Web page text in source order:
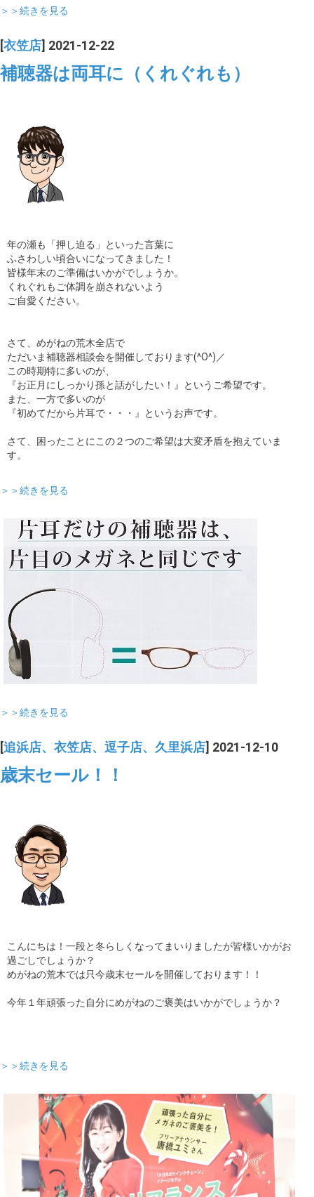
＞＞続きを見る
[衣笠店] 2021-12-22
補聴器は両耳に（くれぐれも）
年の瀬も「押し迫る」といった言葉に
ふさわしい頃合いになってきました！
皆様年末のご準備はいかがでしょうか。
くれぐれもご体調を崩されないよう
ご自愛ください。
さて、めがねの荒木全店で
ただいま補聴器相談会を開催しております(^O^)／
この時期特に多いのが、
『お正月にしっかり孫と話がしたい！』というご希望です。
また、一方で多いのが
『初めてだから片耳で・・・』というお声です。
さて、困ったことにこの２つのご希望は大変矛盾を抱えていま
す。
＞＞続きを見る
＞＞続きを見る
[追浜店、衣笠店、逗子店、久里浜店] 2021-12-10
歳末セール！！
こんにちは！一段と冬らしくなってまいりましたが皆様いかがお
過ごしでしょうか？
めがねの荒木では只今歳末セールを開催しております！！
今年１年頑張った自分にめがねのご褒美はいかがでしょうか？
＞＞続きを見る